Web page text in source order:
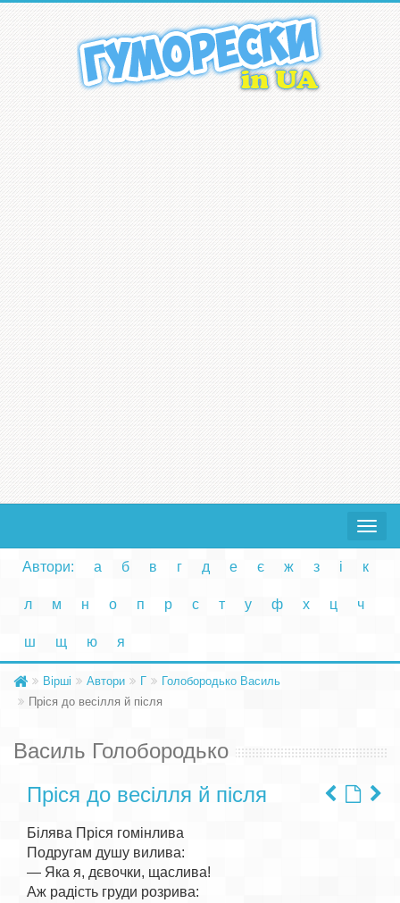
Toggle
Автори: а б в г д е є ж з і к
л м н о п р с т у ф х ц ч
ш щ ю я
Вірші Автори Г
Голобородько Василь
Пріся до весілля й після
Василь Голобородько
Пріся до весілля й після
Білява Пріся гомінлива
Подругам душу вилива:
— Яка я, дєвочки, щаслива!
Аж радість груди розрива: